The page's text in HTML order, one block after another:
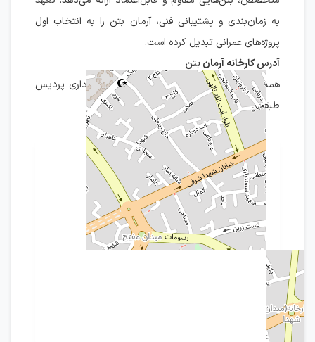
به زمان‌بندی و پشتیبانی فنی، آرمان بتن را به انتخاب اول
پروژه‌های عمرانی تبدیل کرده است.
آدرس کارخانه آرمان بتن
همدان ، خیابان شهید جهانیان مجتمع تجاری اداری پردیس
طبقه ۴ واحد۳